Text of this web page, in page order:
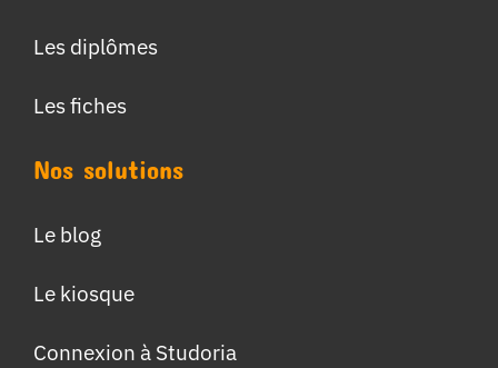
Les diplômes
Les fiches
Nos solutions
Le blog
Le kiosque
Connexion à Studoria